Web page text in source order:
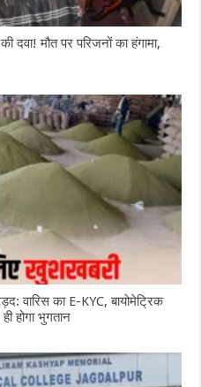
दवा! मौत पर परिजनों का हंगामा,
वारिस का E-KYC, बायोमेट्रिक
होगा भुगतान